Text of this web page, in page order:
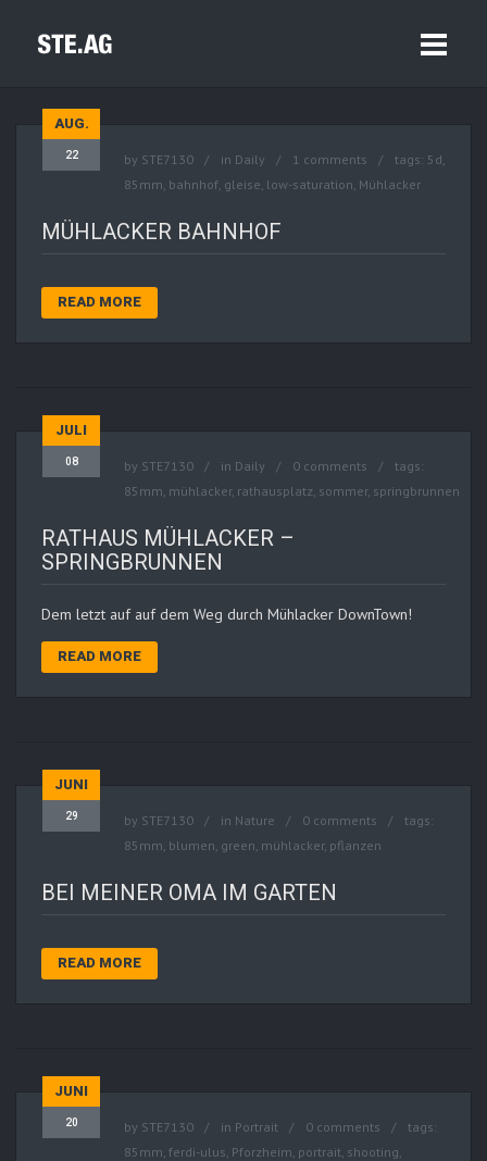
AUG.
22 by STE7130 in Daily 1 comments tags: 5d,
85mm, bahnhof, gleise, low-saturation, Mühlacker
MÜHLACKER BAHNHOF
READ MORE
JULI
08 by STE7130 in Daily 0 comments
tags:
85mm, mühlacker, rathausplatz, sommer, springbrunnen
RATHAUS MÜHLACKER –
SPRINGBRUNNEN
Dem letzt auf auf dem Weg durch Mühlacker DownTown!
READ MORE
JUNI
29 by STE7130 in Nature 0 comments
tags:
85mm, blumen, green, mühlacker, pflanzen
BEI MEINER OMA IM GARTEN
READ MORE
JUNI
20 by STE7130 in Portrait 0 comments
tags:
85mm, ferdi-ulus, Pforzheim, portrait, shooting,